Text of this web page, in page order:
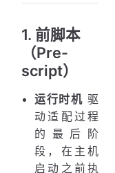
1. 前脚本
（Pre-
script）
运行时机 驱
动适配过程
的最后阶
段，在主机
启动之前执